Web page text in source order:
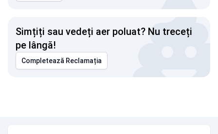
Simțiți sau vedeți aer poluat? Nu treceți
pe lângă!
Completează Reclamația